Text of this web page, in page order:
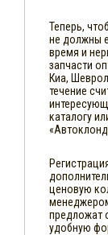
Теперь,
не должны
время и
запчасти
Киа,
течение
каталогу
ценовую
предложат
удобную